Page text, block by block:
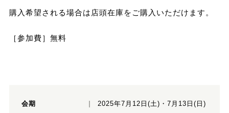
購入希望される場合は店頭在庫をご購入いただけます。
［参加費］無料
会期 2025年7月12日(土)・7月13日(日)